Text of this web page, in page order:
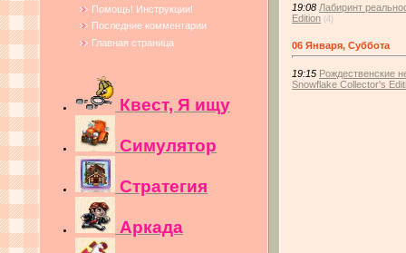
Помощь! Инструкции!
Последние комментарии
Главная страница
Квест, Я ищу
Симулятор
Стратегия
Аркада
19:08 Лабиринт
Edition (4)
06 Января, Суббота
19:15 Рождественские
Snowflake Collector's